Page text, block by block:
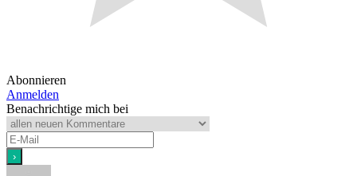
Abonnieren
Anmelden
Benachrichtige mich bei